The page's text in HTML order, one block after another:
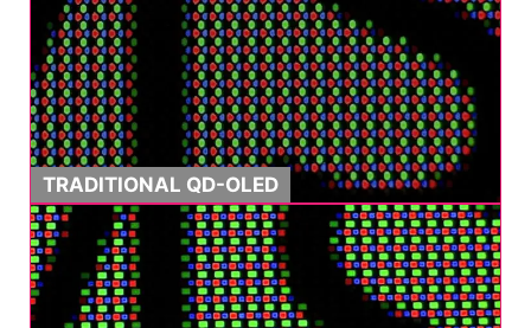
TRADITIONAL QD-OLED